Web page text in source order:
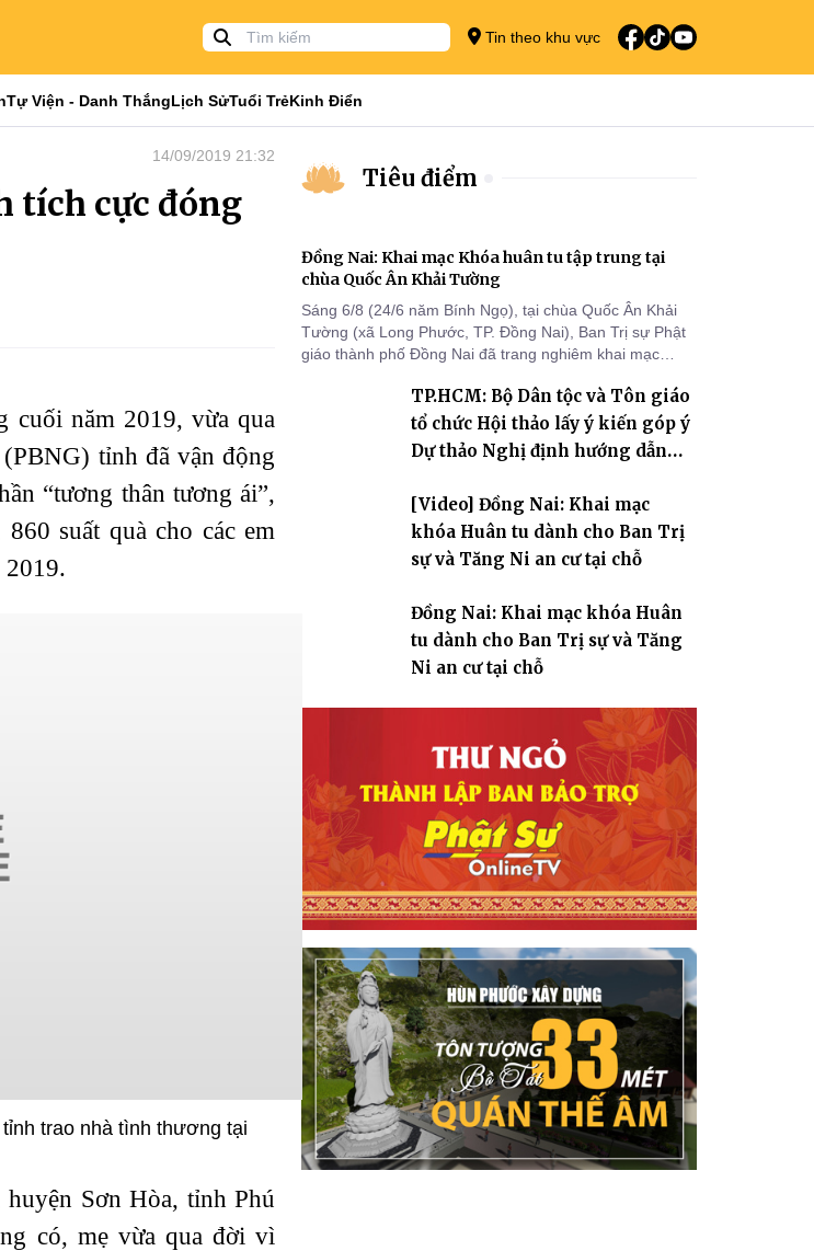
Tin theo khu vực
Tự Viện - Danh ThắngLịch SửTuổi TrẻKinh Điển
14/09/2019 21:32
tích cực đóng
năm 2019, vừa qua
tỉnh đã vận động
“tương thân tương ái”,
suất quà cho các em
trao nhà tình thương tại
Sơn Hòa, tỉnh Phú
có, mẹ vừa qua đời vì
Tiêu điểm
Đồng Nai: Khai mạc Khóa huân tu tập trung tại
chùa Quốc Ân Khải Tường
Sáng 6/8 (24/6 năm Bính Ngọ), tại chùa Quốc Ân Khải
Tường (xã Long Phước, TP. Đồng Nai), Ban Trị sự Phật
giáo thành phố Đồng Nai đã trang nghiêm khai mạc
2570 dành cho chư Tăng hành giả an cư tại chỗ khu vực
VII, VIII và trường hạ chùa Quốc Ân Khải Tường.
TP.HCM: Bộ Dân tộc và Tôn giáo
tổ chức Hội thảo lấy ý kiến góp ý
Dự thảo Nghị định hướng dẫn
giáo
[Video] Đồng Nai: Khai mạc
khóa Huân tu dành cho Ban Trị
sự và Tăng Ni an cư tại chỗ
Đồng Nai: Khai mạc khóa Huân
tu dành cho Ban Trị sự và Tăng
Ni an cư tại chỗ